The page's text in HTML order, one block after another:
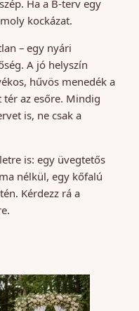
Ha a B-terv egy
kockázat.
– egy nyári
A jó helyszín
hűvös menedék a
tér az esőre. Mindig
is, ne csak a
is: egy üvegtetős
nélkül, egy kőfalú
Kérdezz rá a